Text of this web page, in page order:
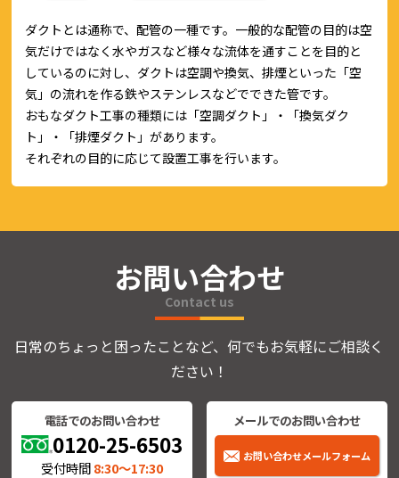
ダクトとは通称で、配管の一種です。一般的な配管の目的は空
気だけではなく水やガスなど様々な流体を通すことを目的と
しているのに対し、ダクトは空調や換気、排煙といった「空
気」の流れを作る鉄やステンレスなどでできた管です。
おもなダクト工事の種類には「空調ダクト」・「換気ダク
ト」・「排煙ダクト」があります。
それぞれの目的に応じて設置工事を行います。
お問い合わせ
Contact us
日常のちょっと困ったことなど、何でもお気軽にご相談く
ださい！
電話でのお問い合わせ
0120-25-6503
受付時間8:30〜17:30
メールでのお問い合わせ
お問い合わせメールフォーム